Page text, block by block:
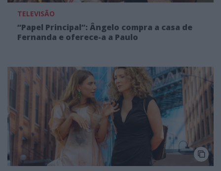
TELEVISÃO
“Papel Principal”: Ângelo compra a casa de
Fernanda e oferece-a a Paulo